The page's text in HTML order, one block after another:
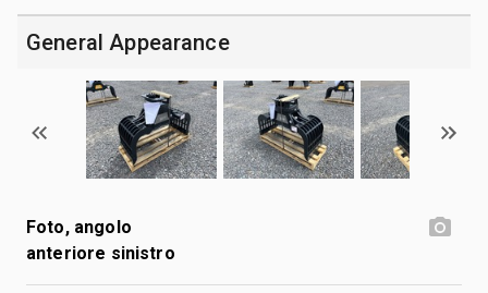
General Appearance
Foto, angolo
anteriore sinistro